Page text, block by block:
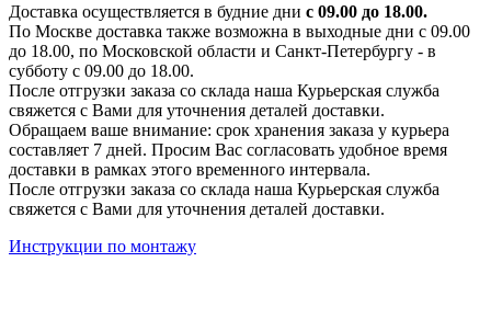
Доставка осуществляется в будние дни с 09.00 до 18.00.
По Москве доставка также возможна в выходные дни с 09.00
до 18.00, по Московской области и Санкт-Петербургу - в
субботу с 09.00 до 18.00.
После отгрузки заказа со склада наша Курьерская служба
свяжется с Вами для уточнения деталей доставки.
Обращаем ваше внимание: срок хранения заказа у курьера
составляет 7 дней. Просим Вас согласовать удобное время
доставки в рамках этого временного интервала.
После отгрузки заказа со склада наша Курьерская служба
свяжется с Вами для уточнения деталей доставки.
Инструкции по монтажу